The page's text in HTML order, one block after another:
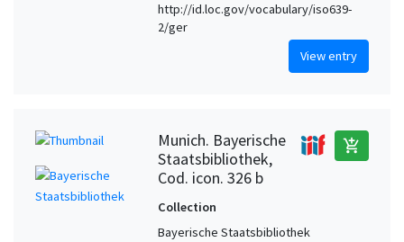
http://id.loc.gov/vocabulary/iso639-
2/ger
View entry
Munich. Bayerische
Staatsbibliothek,
Cod. icon. 326 b
add_shopping_cart
Collection
Bayerische Staatsbibliothek